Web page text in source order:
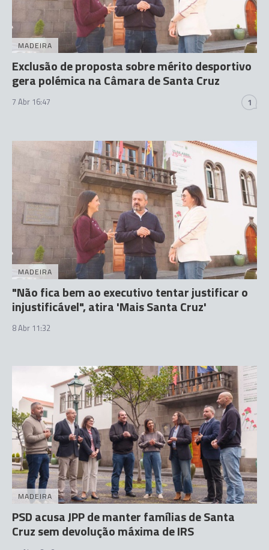
MADEIRA
Exclusão de proposta sobre mérito desportivo
gera polémica na Câmara de Santa Cruz
7 Abr 16:47 1
MADEIRA
"Não fica bem ao executivo tentar justificar o
injustificável", atira 'Mais Santa Cruz'
8 Abr 11:32
MADEIRA
PSD acusa JPP de manter famílias de Santa
Cruz sem devolução máxima de IRS